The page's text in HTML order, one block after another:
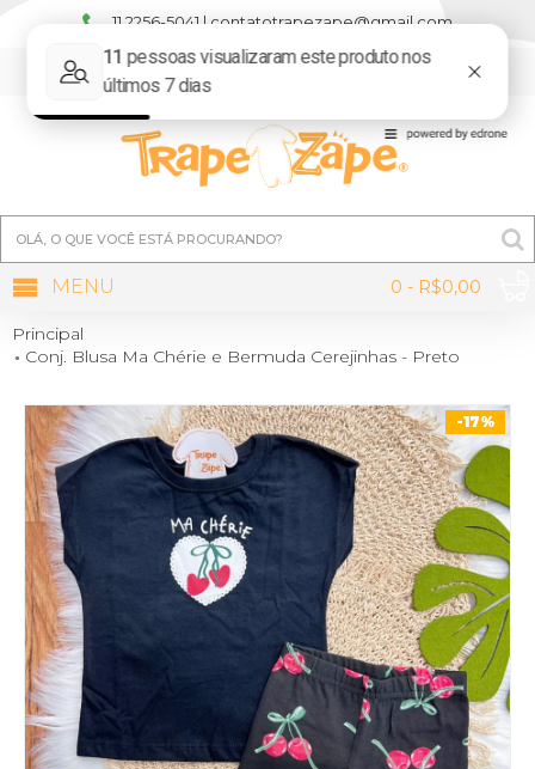
11 2256-5041 | contatotrapezape@gmail.com
0 - R$0,00
MENU
Principal
Conj. Blusa Ma Chérie e Bermuda Cerejinhas - Preto
-17%